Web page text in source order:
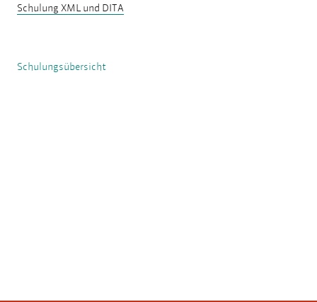
Schulung XML und DITA
Schulungsübersicht